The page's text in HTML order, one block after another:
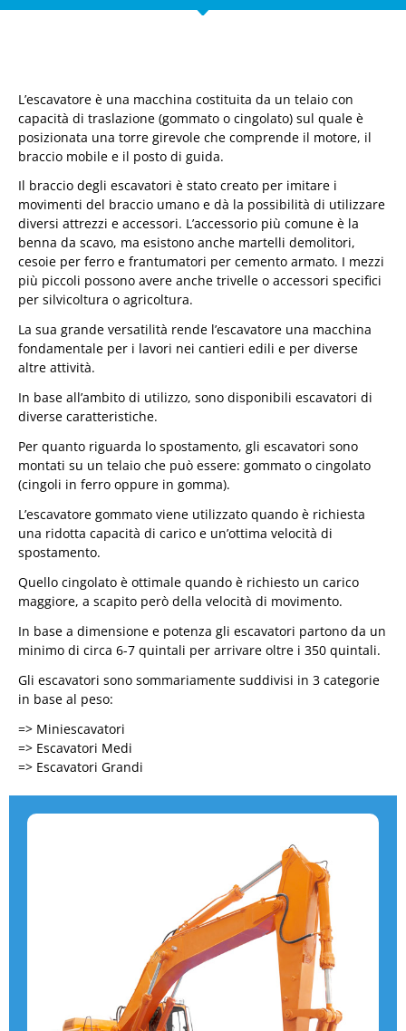
L’escavatore è una macchina costituita da un telaio con
capacità di traslazione (gommato o cingolato) sul quale è
posizionata una torre girevole che comprende il motore, il
braccio mobile e il posto di guida.
Il braccio degli escavatori è stato creato per imitare i
movimenti del braccio umano e dà la possibilità di utilizzare
diversi attrezzi e accessori. L’accessorio più comune è la
benna da scavo, ma esistono anche martelli demolitori,
cesoie per ferro e frantumatori per cemento armato. I mezzi
più piccoli possono avere anche trivelle o accessori specifici
per silvicoltura o agricoltura.
La sua grande versatilità rende l’escavatore una macchina
fondamentale per i lavori nei cantieri edili e per diverse
altre attività.
In base all’ambito di utilizzo, sono disponibili escavatori di
diverse caratteristiche.
Per quanto riguarda lo spostamento, gli escavatori sono
montati su un telaio che può essere: gommato o cingolato
(cingoli in ferro oppure in gomma).
L’escavatore gommato viene utilizzato quando è richiesta
una ridotta capacità di carico e un’ottima velocità di
spostamento.
Quello cingolato è ottimale quando è richiesto un carico
maggiore, a scapito però della velocità di movimento.
In base a dimensione e potenza gli escavatori partono da un
minimo di circa 6-7 quintali per arrivare oltre i 350 quintali.
Gli escavatori sono sommariamente suddivisi in 3 categorie
in base al peso:
=> Miniescavatori
=> Escavatori Medi
=> Escavatori Grandi